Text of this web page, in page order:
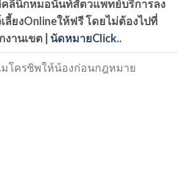
ลินิกหมอนันท์สัตวแพทย์บริการลง
ลี้ยงOnlineให้ฟรี โดยไม่ต้องไปที่
านเขต |
นัดหมายClick..
มโครชิพให้น้องก่อนกฎหมาย